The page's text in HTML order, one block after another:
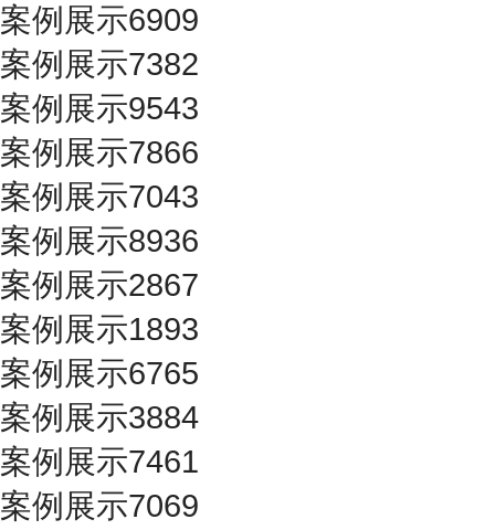
案例展示6909
案例展示7382
案例展示9543
案例展示7866
案例展示7043
案例展示8936
案例展示2867
案例展示1893
案例展示6765
案例展示3884
案例展示7461
案例展示7069